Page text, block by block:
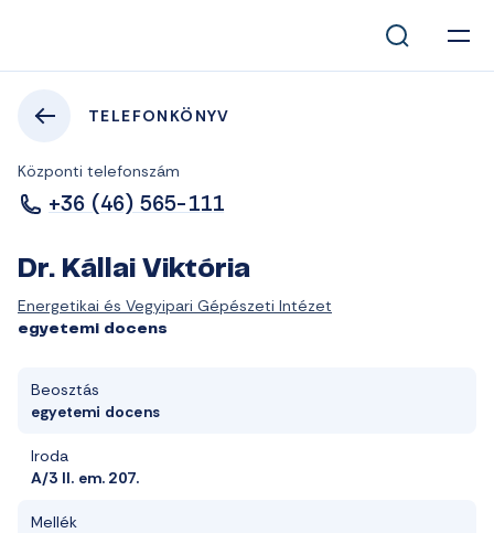
TELEFONKÖNYV
Központi telefonszám
+36 (46) 565-111
Dr. Kállai Viktória
Energetikai és Vegyipari Gépészeti Intézet
egyetemi docens
Beosztás
egyetemi docens
Iroda
A/3 II. em. 207.
Mellék